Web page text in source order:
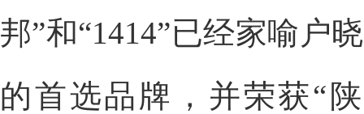
邦”和“1414”已经家喻户
的首选品牌，并荣获“